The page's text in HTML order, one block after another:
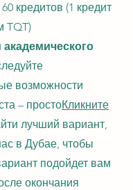
кредитов (1 кредит
TQT)
возможности
– простоКликните
лучший вариант,
в Дубае, чтобы
подойдет вам
окончания